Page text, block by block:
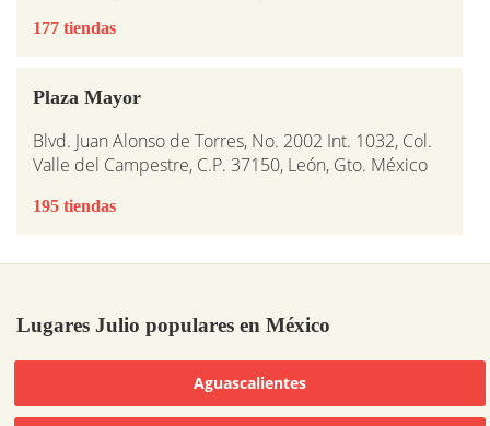
177 tiendas
Plaza Mayor
Blvd. Juan Alonso de Torres, No. 2002 Int. 1032, Col.
Valle del Campestre, C.P. 37150, León, Gto. México
195 tiendas
Lugares Julio populares en México
Aguascalientes